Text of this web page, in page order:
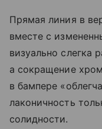
Прямая линия в
вместе с
визуально слегка
а сокращение
в бампере
лаконичность
солидности.